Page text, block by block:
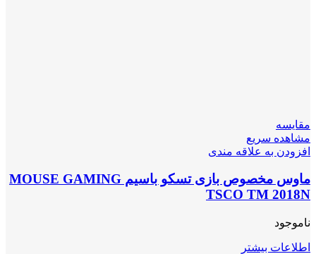
مقایسه
مشاهده سریع
افزودن به علاقه مندی
ماوس مخصوص بازی تسکو باسیم MOUSE GAMING
TSCO TM 2018N
ناموجود
اطلاعات بیشتر